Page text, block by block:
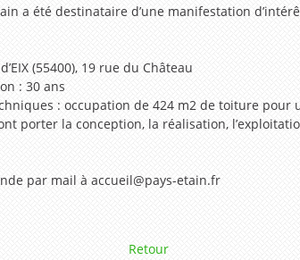
a été destinataire d’une manifestation
(55400), 19 rue du Château
: 30 ans
: occupation de 424 m2 de toiture pour
porter la conception, la réalisation,
par mail à accueil@pays-etain.fr
Retour